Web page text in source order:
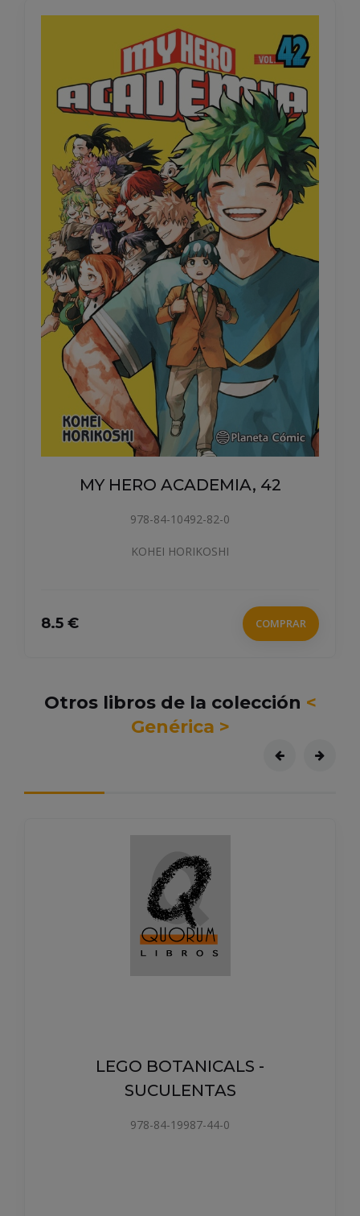
MY HERO ACADEMIA, 42
978-84-10492-82-0
KOHEI HORIKOSHI
8.5 € COMPRAR
Otros libros de la colección <
Genérica >
LEGO BOTANICALS -
SUCULENTAS
978-84-19987-44-0